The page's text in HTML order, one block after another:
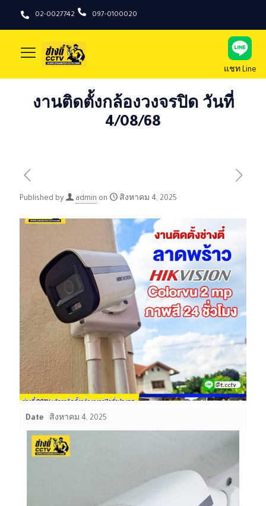
02-0027742 097-0100020
แชท Line
งานติดตั้งกล้องวงจรปิด วันที่
4/08/68
Published by admin on สิงหาคม 4, 2025
Date สิงหาคม 4, 2025